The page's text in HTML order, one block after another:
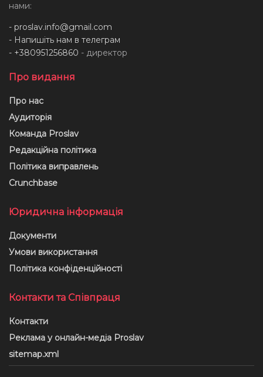
нами:
- proslav.info@gmail.com
- Напишіть нам в телеграм
- +380951256860 - директор
Про видання
Про нас
Аудиторія
Команда Proslav
Редакційна політика
Політика виправлень
Crunchbase
Юридична інформація
Документи
Умови використання
Політика конфіденційності
Контакти та Співпраця
Контакти
Реклама у онлайн-медіа Proslav
sitemap.xml